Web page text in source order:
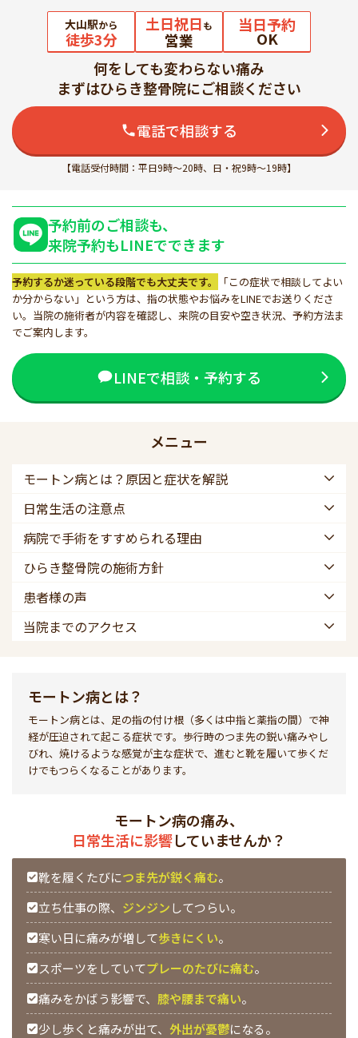
大山駅から
徒歩3分
土日祝日も
営業
当日予約
OK
何をしても変わらない痛み
まずはひらき整骨院にご相談ください
電話で相談する
【電話受付時間：平日9時～20時、日・祝9時～19時】
予約前のご相談も、
来院予約もLINEでできます
予約するか迷っている段階でも大丈夫です。
「この症状で相談してよい
か分からない」という方は、指の状態やお悩みをLINEでお送りくださ
い。当院の施術者が内容を確認し、来院の目安や空き状況、予約方法ま
でご案内します。
LINEで相談・予約する
メニュー
モートン病とは？原因と症状を解説
日常生活の注意点
病院で手術をすすめられる理由
ひらき整骨院の施術方針
患者様の声
当院までのアクセス
モートン病とは？
モートン病とは、足の指の付け根（多くは中指と薬指の間）で神
経が圧迫されて起こる症状です。歩行時のつま先の鋭い痛みやし
びれ、焼けるような感覚が主な症状で、進むと靴を履いて歩くだ
けでもつらくなることがあります。
モートン病の痛み、
日常生活に影響していませんか？
靴を履くたびにつま先が鋭く痛む。
立ち仕事の際、 ジンジンしてつらい。
寒い日に痛みが増して歩きにくい。
スポーツをしていてプレーのたびに痛む。
痛みをかばう影響で、 膝や腰まで痛い。
少し歩くと痛みが出て、外出が憂鬱になる。